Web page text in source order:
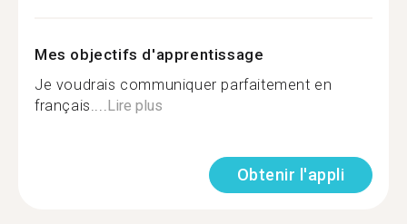
Mes objectifs d'apprentissage
Je voudrais communiquer parfaitement en
français....Lire plus
Obtenir l'appli